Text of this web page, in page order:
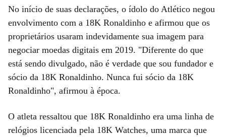
No início de suas declarações, o ídolo do Atlético negou
envolvimento com a 18K Ronaldinho e afirmou que os
proprietários usaram indevidamente sua imagem para
negociar moedas digitais em 2019. "Diferente do que
está sendo divulgado, não é verdade que sou fundador e
sócio da 18K Ronaldinho. Nunca fui sócio da 18K
Ronaldinho", afirmou à época.
O atleta ressaltou que 18K Ronaldinho era uma linha de
relógios licenciada pela 18K Watches, uma marca que